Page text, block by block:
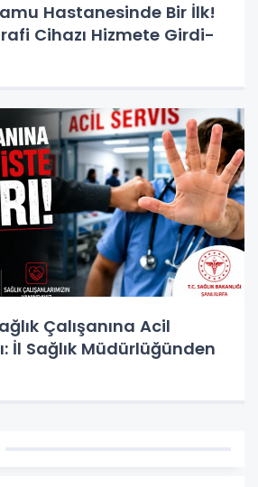
Hastanesinde Bir İlk!
Cihazı Hizmete Girdi-
Çalışanına Acil
İl Sağlık Müdürlüğünden